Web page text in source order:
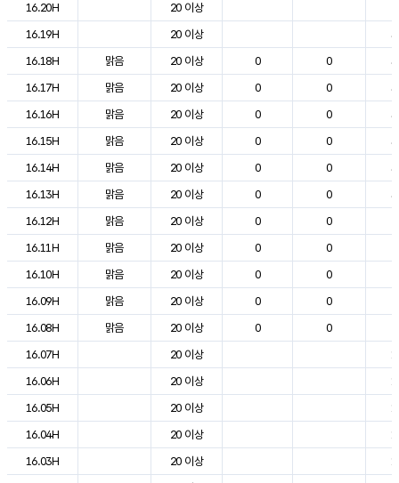
16.20H
20 이상
16.19H
20 이상
16.18H
맑음 20 이상 0 0
16.17H
맑음 20 이상 0 0
16.16H
맑음 20 이상 0 0
16.15H
맑음 20 이상 0 0
16.14H
맑음 20 이상 0 0
16.13H
맑음 20 이상 0 0
16.12H
맑음 20 이상 0 0
16.11H
맑음 20 이상 0 0
16.10H
맑음 20 이상 0 0
16.09H
맑음 20 이상 0 0
16.08H
맑음 20 이상 0 0
16.07H
20 이상
16.06H
20 이상
16.05H
20 이상
16.04H
20 이상
16.03H
20 이상